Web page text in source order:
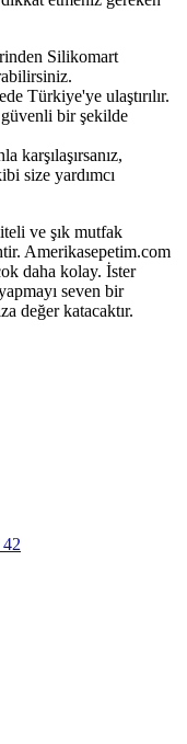
Silikomart
Türkiye'ye ulaştırılır.
bir şekilde
karşılaşırsanız,
size yardımcı
ve şık mutfak
Amerikasepetim.com
daha kolay. İster
seven bir
değer katacaktır.